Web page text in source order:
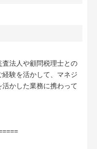
法人や顧問税理士との
験を活かして、マネジ
活かした業務に携わって